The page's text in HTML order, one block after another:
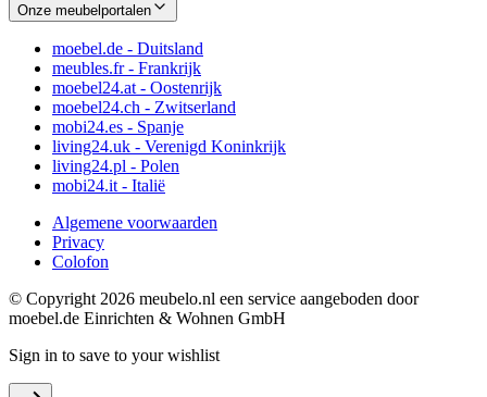
Onze meubelportalen
moebel.de - Duitsland
meubles.fr - Frankrijk
moebel24.at - Oostenrijk
moebel24.ch - Zwitserland
mobi24.es - Spanje
living24.uk - Verenigd Koninkrijk
living24.pl - Polen
mobi24.it - Italië
Algemene voorwaarden
Privacy
Colofon
© Copyright 2026 meubelo.nl een service aangeboden door
moebel.de Einrichten & Wohnen GmbH
Sign in to save to your wishlist